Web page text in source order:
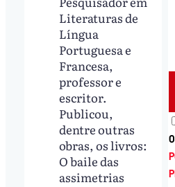
Literaturas de
Língua
Portuguesa e
Francesa,
professor e
escritor.
Publicou,
dentre outras
obras, os livros:
O baile das
assimetrias